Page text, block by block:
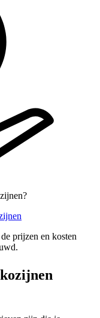
prijzen en kosten